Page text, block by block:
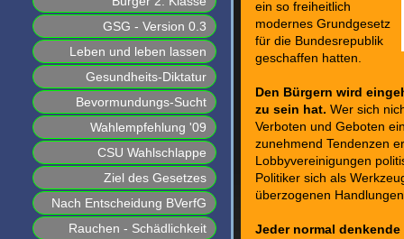
ein so freiheitlich
modernes Grundgesetz
für die Bundesrepublik
geschaffen hatten.
Den Bürgern wird
zu sein hat. Wer sich
Verboten und Geboten
zunehmend Tendenzen
Lobbyvereinigungen
Politiker sich als
überzogenen
Jeder normal
GSG - Version 0.3
Leben und leben lassen
Gesundheits-Diktatur
Bevormundungs-Sucht
Wahlempfehlung '09
CSU Wahlschlappe
Ziel des Gesetzes
Nach Entscheidung BVerfG
Rauchen - Schädlichkeit